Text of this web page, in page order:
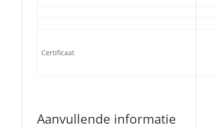
Certificaat
Aanvullende informatie